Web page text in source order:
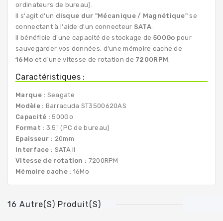
ordinateurs de bureau).
Il s'agit d'un disque dur "Mécanique / Magnétique" se
connectant à l'aide d'un connecteur SATA
Il bénéficie d'une capacité de stockage de 500Go pour
sauvegarder vos données, d'une mémoire cache de
16Mo et d'une vitesse de rotation de 7200RPM
Caractéristiques :
Marque : Seagate
Modèle : Barracuda ST3500620AS
Capacité : 500Go
Format : 3.5" (PC de bureau)
Epaisseur : 20mm
Interface : SATA II
Vitesse de rotation : 7200RPM
Mémoire cache : 16Mo
16 Autre(s) Produit(s)